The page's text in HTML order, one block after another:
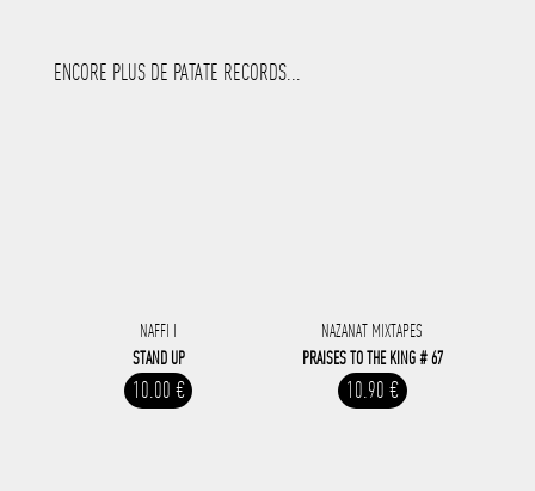
ENCORE PLUS DE PATATE RECORDS...
NAFFI I
STAND UP
10.00 €
NAZANAT MIXTAPES
PRAISES TO THE KING # 67
10.90 €